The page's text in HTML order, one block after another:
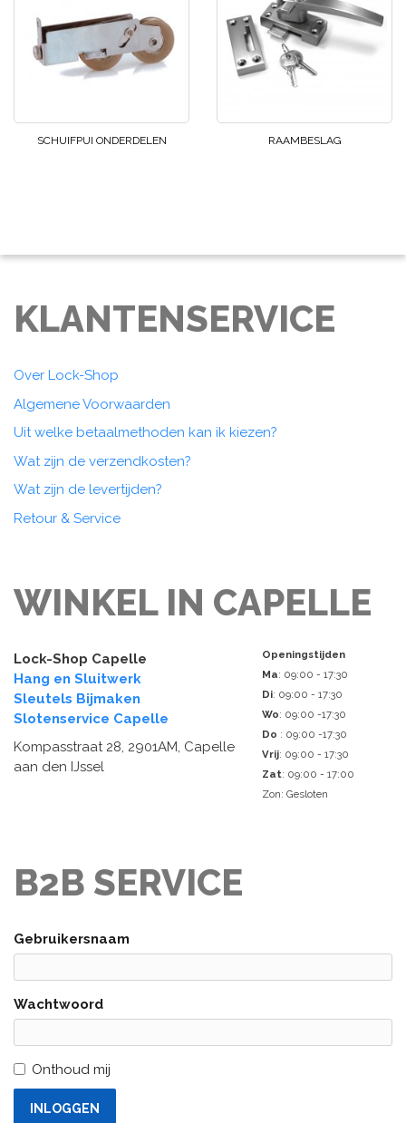
SCHUIFPUI ONDERDELEN RAAMBESLAG
KLANTENSERVICE
Over Lock-Shop
Algemene Voorwaarden
Uit welke betaalmethoden kan ik kiezen?
Wat zijn de verzendkosten?
Wat zijn de levertijden?
Retour & Service
WINKEL IN CAPELLE
Lock-Shop Capelle
Hang en Sluitwerk
Sleutels Bijmaken
Slotenservice Capelle
Kompasstraat 28, 2901AM, Capelle
aan den IJssel
Openingstijden
Ma: 09:00 - 17:30
Di: 09:00 - 17:30
Wo: 09:00 -17:30
Do : 09:00 -17:30
Vrij: 09:00 - 17:30
Zat: 09:00 - 17:00
Zon: Gesloten
B2B SERVICE
Gebruikersnaam
Wachtwoord
Onthoud mij
INLOGGEN